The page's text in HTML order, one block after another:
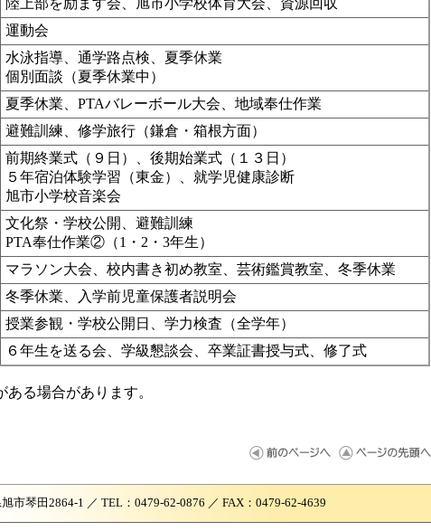
運動会
水泳指導、通学路点検、夏季休業
個別面談（夏季休業中）
夏季休業、PTAバレーボール大会、地域奉仕作業
避難訓練、修学旅行（鎌倉・箱根方面）
前期終業式（９日）、後期始業式（１３日）
５年宿泊体験学習（東金）、就学児健康診断
旭市小学校音楽会
文化祭・学校公開、避難訓練
PTA奉仕作業②（1・2・3年生）
マラソン大会、校内書き初め教室、芸術鑑賞教室、冬季休業
冬季休業、入学前児童保護者説明会
授業参観・学校公開日、学力検査（全学年）
６年生を送る会、学級懇談会、卒業証書授与式、修了式
ある場合があります。
市琴田2864-1 ／ TEL：0479-62-0876 ／ FAX：0479-62-4639